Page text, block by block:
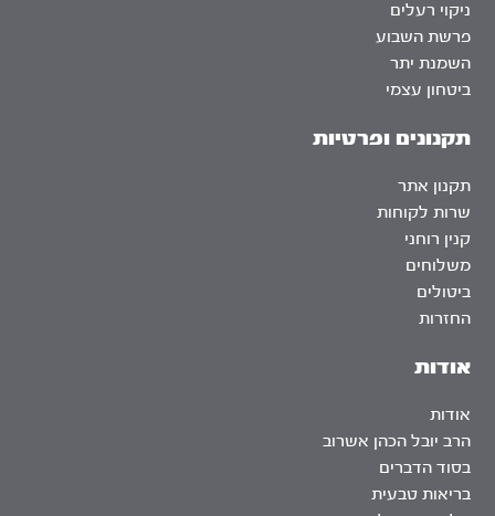
אודות
אודות
הרב יובל הכהן אשרוב
בסוד הדברים
בריאות טבעית
ניקוי רעלים
פרשת השבוע
השמנת יתר
ביטחון עצמי
תקנונים ופרטיות
תקנון אתר
שרות לקוחות
קנין רוחני
משלוחים
ביטולים
החזרות